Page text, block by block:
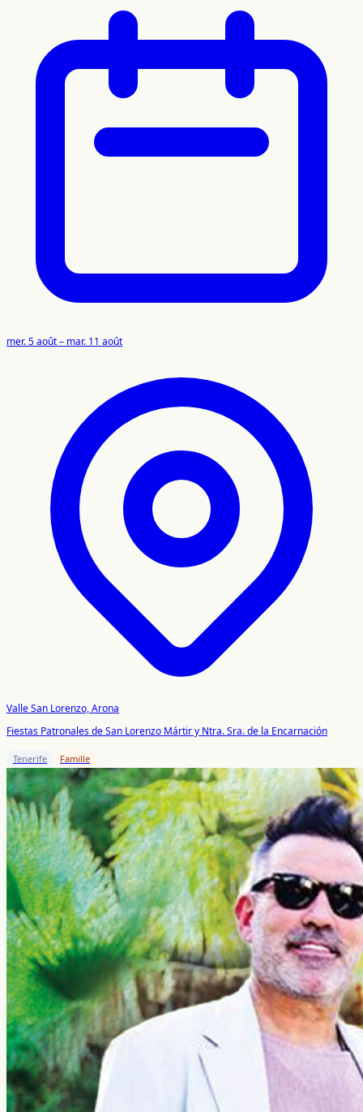
mer. 5 août – mar. 11 août
Valle San Lorenzo, Arona
Fiestas Patronales de San Lorenzo Mártir y Ntra. Sra. de la Encarnación
Tenerife Famille